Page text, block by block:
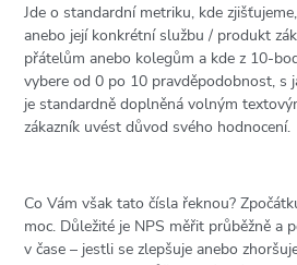
Jde o standardní metriku, kde
anebo její konkrétní službu / produkt
přátelům anebo kolegům a kde z 10-
vybere od 0 po 10 pravděpodobnost, s
je standardně doplněná volným
zákazník uvést důvod svého hodnocení.
Co Vám však tato čísla řeknou?
moc. Důležité je NPS měřit průběžně a
v čase – jestli se zlepšuje anebo